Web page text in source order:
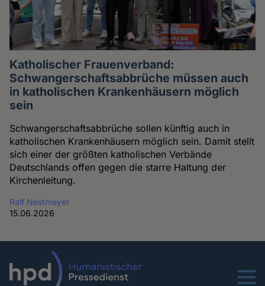
Katholischer Frauenverband:
Schwangerschaftsabbrüche müssen auch
in katholischen Krankenhäusern möglich
sein
Schwangerschaftsabbrüche sollen künftig auch in
katholischen Krankenhäusern möglich sein. Damit stellt
sich einer der größten katholischen Verbände
Deutschlands offen gegen die starre Haltung der
Kirchenleitung.
Ralf Nestmeyer
15.06.2026
Menu